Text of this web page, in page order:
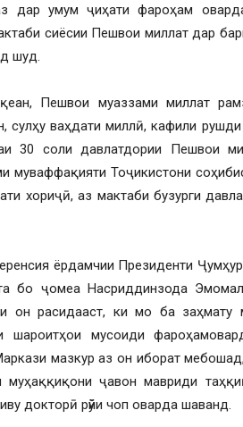
дар умум ҷиҳати фароҳам
сиёсии Пешвои миллат дар
шуд.
Пешвои муаззами миллат
сулҳу ваҳдати миллӣ, кафили
30 соли давлатдории Пешвои
муваффақияти Тоҷикистони
хориҷӣ, аз мактаби бузурги
ёрдамчии Президенти
бо ҷомеа Насриддинзода
он расидааст, ки мо ба заҳмату
шароитҳои мусоиди
мазкур аз он иборат
муҳаққиқони ҷавон мавриди
докторӣ рӯйи чоп оварда шаванд.